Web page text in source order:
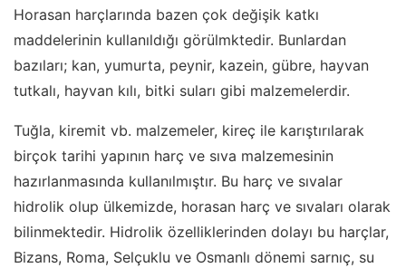
Horasan harçlarında bazen çok değişik katkı
maddelerinin kullanıldığı görülmktedir. Bunlardan
bazıları; kan, yumurta, peynir, kazein, gübre, hayvan
tutkalı, hayvan kılı, bitki suları gibi malzemelerdir.
Tuğla, kiremit vb. malzemeler, kireç ile karıştırılarak
birçok tarihi yapının harç ve sıva malzemesinin
hazırlanmasında kullanılmıştır. Bu harç ve sıvalar
hidrolik olup ülkemizde, horasan harç ve sıvaları olarak
bilinmektedir. Hidrolik özelliklerinden dolayı bu harçlar,
Bizans, Roma, Selçuklu ve Osmanlı dönemi sarnıç, su